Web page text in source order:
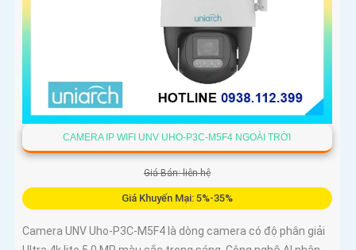
CAMERA IP WIFI UNV UHO-P3C-M5F4 NGOÀI TRỜI
Giá Bán: liên hệ
Giá Khuyến Mại: 5%-35%
Camera UNV Uho-P3C-M5F4 là dòng camera có độ phân giải